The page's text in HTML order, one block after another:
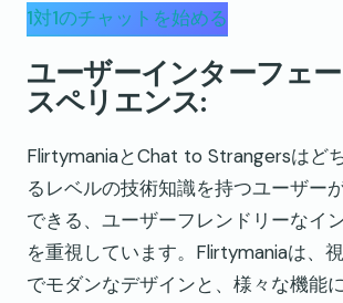
1対1のチャットを始める
ユーザーインターフェ
スペリエンス:
FlirtymaniaとChat to Strangersはど
るレベルの技術知識を持つユーザー
できる、ユーザーフレンドリーなイ
を重視しています。Flirtymaniaは、
でモダンなデザインと、様々な機能